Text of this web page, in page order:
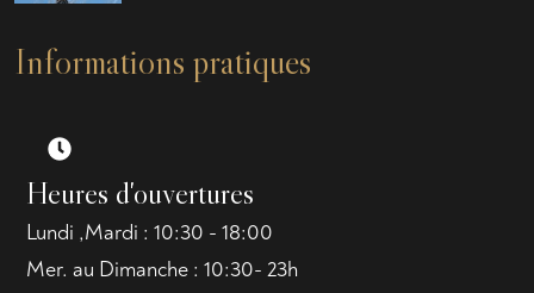
Informations pratiques
Heures d'ouvertures
Lundi ,Mardi : 10:30 - 18:00
Mer. au Dimanche : 10:30- 23h